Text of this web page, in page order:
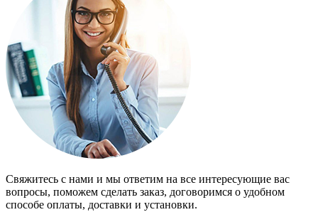
Свяжитесь с нами и мы ответим на все интересующие вас
вопросы, поможем сделать заказ, договоримся о удобном
способе оплаты, доставки и установки.